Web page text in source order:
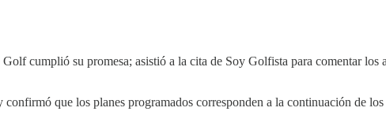
cumplió su promesa; asistió a la cita de Soy Golfista para comentar
que los planes programados corresponden a la continuación de los